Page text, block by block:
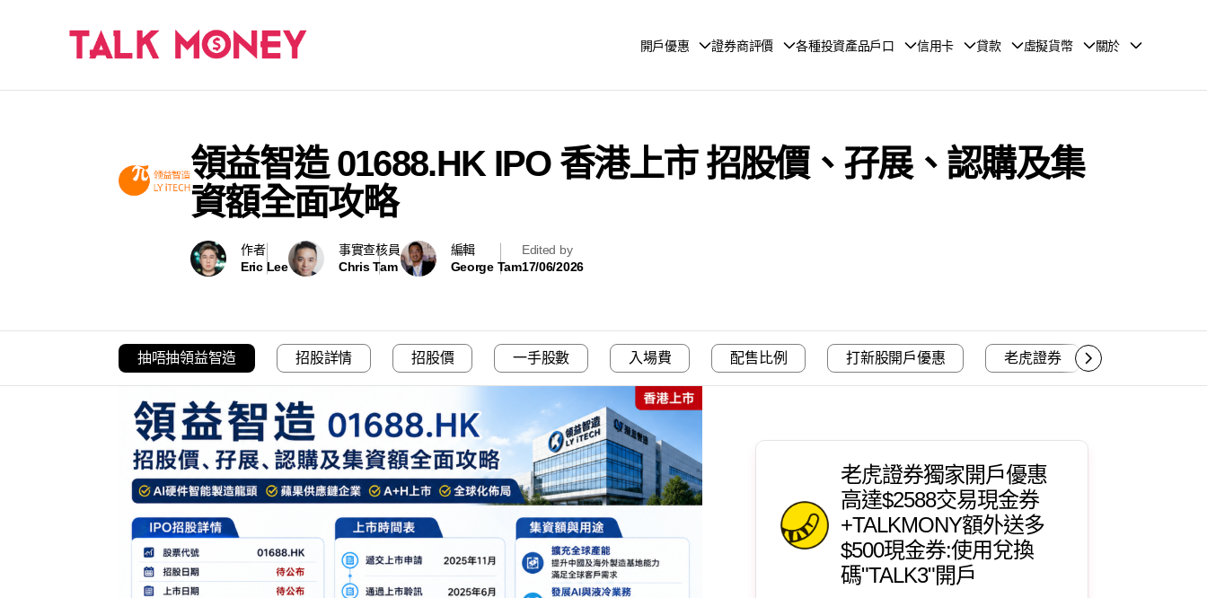
開戶優惠 證券商評價 各種投資產品戶口 信用卡 貸款 虛擬貨幣 關於
領益智造 01688.HK IPO 香港上市 招股價、孖展、認購及集
資額全面攻略
作者
Eric Lee
事實查核員
Chris Tam
編輯
George Tam
Edited by
17/06/2026
抽唔抽領益智造 招股詳情 招股價 一手股數 入場費 配售比例 打新股開戶優惠 老虎證券
老虎證券獨家開戶優惠
高達$2588交易現金券
+TALKMONY額外送多
$500現金券:使用兌換
碼"TALK3"開戶